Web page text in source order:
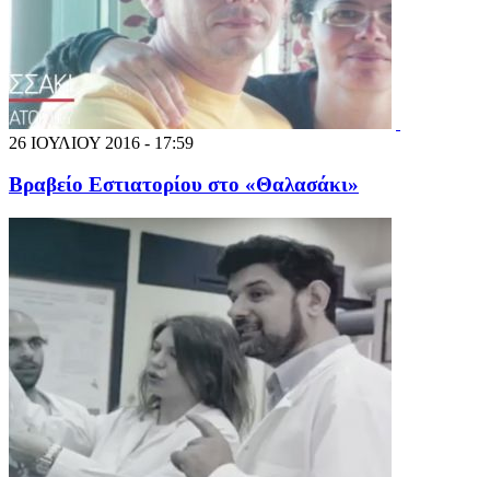
26 ΙΟΥΛΙΟΥ 2016 - 17:59
Βραβείο Εστιατορίου στο «Θαλασάκι»